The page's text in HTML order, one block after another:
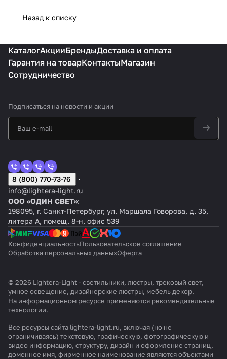
Назад к списку
КаталогАкцииБрендыДоставка и оплата
Гарантия на товарКонтактыМагазин
Сотрудничество
Подписаться на новости и акции
8 (800) 770-73-76
info@lightera-light.ru
ООО «ОДИН СВЕТ»:
198095, г. Санкт-Петербург, ул. Маршала Говорова, д. 35,
литера А, помещ. 8-н, офис 539
КонфиденциальностьПользовательское соглашение
Обработка персональных данныхОферта
© 2026 Lightera-Light - светильники, люстры, трековый свет,
умное освещение, дизайнерские люстры, мебель декор.
На информационном ресурсе применяются рекомендательные
технологии.
Все ресурсы сайта lightera-light.ru, включая (но не
ограничиваясь) текстовую, графическую, фотографическую и
видео информацию, структуру, дизайн и оформление страниц,
доменное имя, фирменное наименование являются объектами